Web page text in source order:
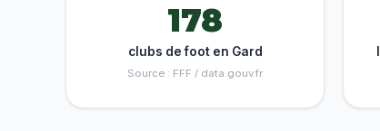
178
clubs de foot en Gard
Source : FFF / data.gouv.fr